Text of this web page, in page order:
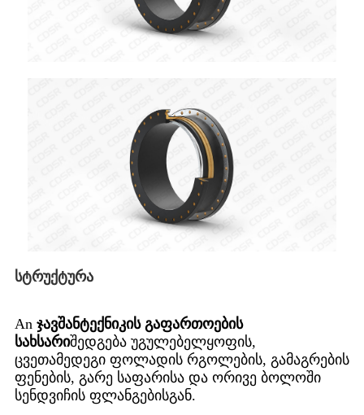
სტრუქტურა
An ჯავშანტექნიკის გაფართოების
სახსარიშედგება უგულებელყოფის,
ცვეთამედეგი ფოლადის რგოლების, გამაგრების
ფენების, გარე საფარისა და ორივე ბოლოში
სენდვიჩის ფლანგებისგან.